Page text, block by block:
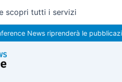
scopri tutti i servizi
News riprenderà le pubblicazioni il